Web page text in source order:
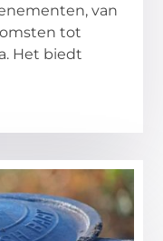
van
tot
Het biedt